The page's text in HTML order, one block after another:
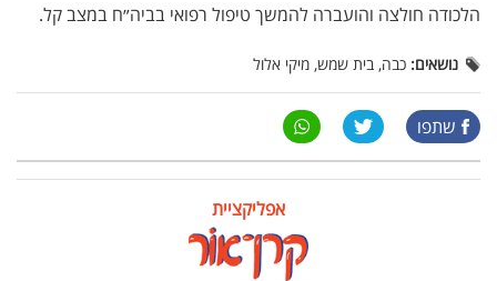
הלכודה חולצה והועברה להמשך טיפול רפואי בביה״ח במצב קל.
נושאים: כבה, בית שמש, מיקי אלול
שתפו
אפליקציית